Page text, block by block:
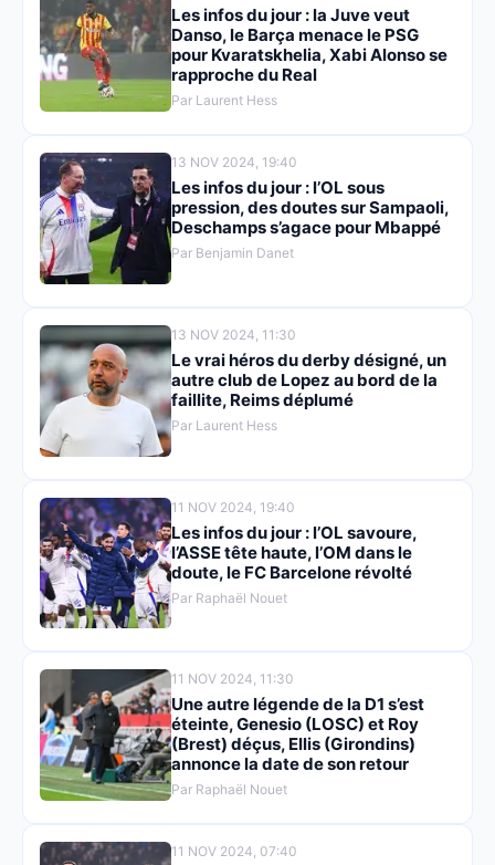
Les infos du jour : la Juve veut
Danso, le Barça menace le PSG
pour Kvaratskhelia, Xabi Alonso se
rapproche du Real
Par Laurent Hess
13 NOV 2024, 19:40
Les infos du jour : l’OL sous
pression, des doutes sur Sampaoli,
Deschamps s’agace pour Mbappé
Par Benjamin Danet
13 NOV 2024, 11:30
Le vrai héros du derby désigné, un
autre club de Lopez au bord de la
faillite, Reims déplumé
Par Laurent Hess
11 NOV 2024, 19:40
Les infos du jour : l’OL savoure,
l’ASSE tête haute, l’OM dans le
doute, le FC Barcelone révolté
Par Raphaël Nouet
11 NOV 2024, 11:30
Une autre légende de la D1 s’est
éteinte, Genesio (LOSC) et Roy
(Brest) déçus, Ellis (Girondins)
annonce la date de son retour
Par Raphaël Nouet
11 NOV 2024, 07:40